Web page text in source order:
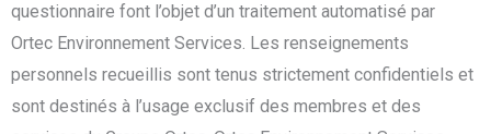
questionnaire font l’objet d’un traitement automatisé par
Ortec Environnement Services. Les renseignements
personnels recueillis sont tenus strictement confidentiels et
sont destinés à l’usage exclusif des membres et des